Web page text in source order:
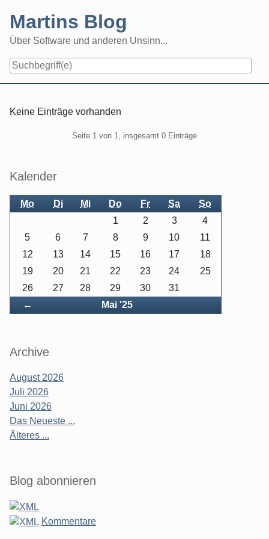
content
Martins Blog
Über Software und anderen Unsinn...
Keine Einträge vorhanden
Seite 1 von 1, insgesamt 0 Einträge
Seitenleiste
Kalender
Mo Di Mi Do Fr Sa So
← Mai '25
1 2 3
4
5
6 7 8 9 10
11
12
13 14 15 16 17
18
19
20 21 22 23 24
25
26
27 28 29 30 31
Archive
August 2026
Juli 2026
Juni 2026
Das Neueste ...
Älteres ...
Blog abonnieren
Kommentare